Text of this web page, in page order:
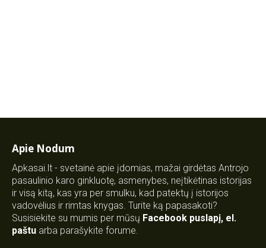
Apie Nodum
Apkasai.lt - svetainė apie įdomias, mažai girdėtas Antrojo
pasaulinio karo ginkluotę, asmenybes, neįtikėtinas istorijas
ir visą kitą, kas yra per smulku, kad patektų į istorijos
vadovėlius ir rimtas knygas. Turite ką papasakoti?
Susisiekite su mumis per mūsų Facebook puslapį, el.
paštu arba parašykite forume.